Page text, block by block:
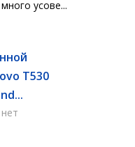
усове...
T530
нет